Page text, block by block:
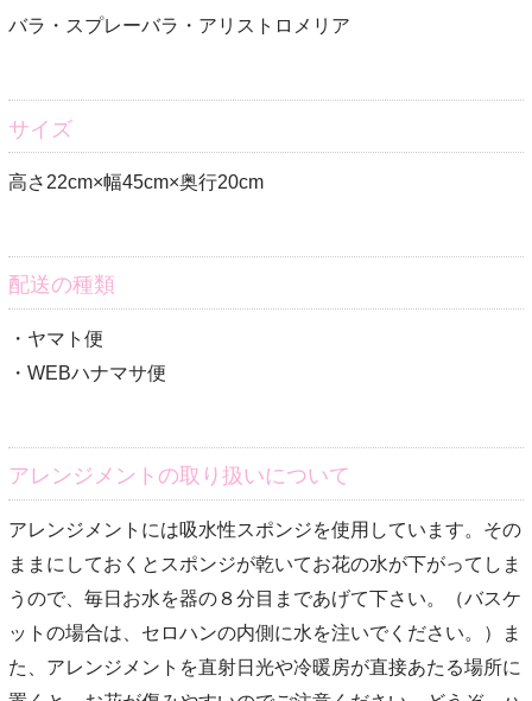
バラ・スプレーバラ・アリストロメリア
サイズ
高さ 22cm×幅45cm×奥行20cm
配送の種類
・ヤマト便
・WEBハナマサ便
アレンジメントの取り扱いについて
アレンジメントには吸水性スポンジを使用しています。その
ままにしておくとスポンジが乾いてお花の水が下がってしま
うので、毎日お水を器の８分目まであげて下さい。（バスケ
ットの場合は、セロハンの内側に水を注いでください。）ま
た、アレンジメントを直射日光や冷暖房が直接あたる場所に